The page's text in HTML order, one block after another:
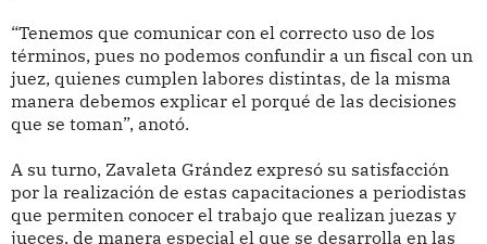
“Tenemos que comunicar con el correcto uso de los
términos, pues no podemos confundir a un fiscal con un
juez, quienes cumplen labores distintas, de la misma
manera debemos explicar el porqué de las decisiones
que se toman”, anotó.
A su turno, Zavaleta Grández expresó su satisfacción
por la realización de estas capacitaciones a periodistas
que permiten conocer el trabajo que realizan juezas y
jueces, de manera especial el que se desarrolla en las